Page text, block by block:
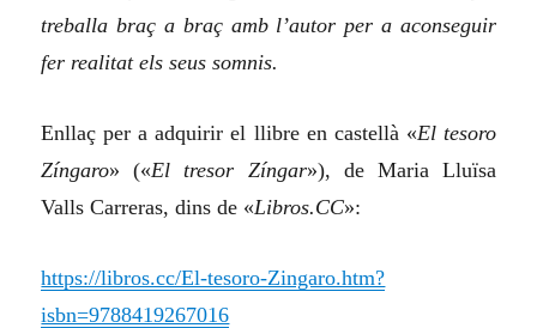
treballa braç a braç amb l’autor per a aconseguir
fer realitat els seus somnis.
Enllaç per a adquirir el llibre en castellà «El tesoro
Zíngaro» («El tresor Zíngar»), de Maria Lluïsa
Valls Carreras,dins de «Libros.CC»:
https://libros.cc/El-tesoro-Zingaro.htm?
isbn=9788419267016